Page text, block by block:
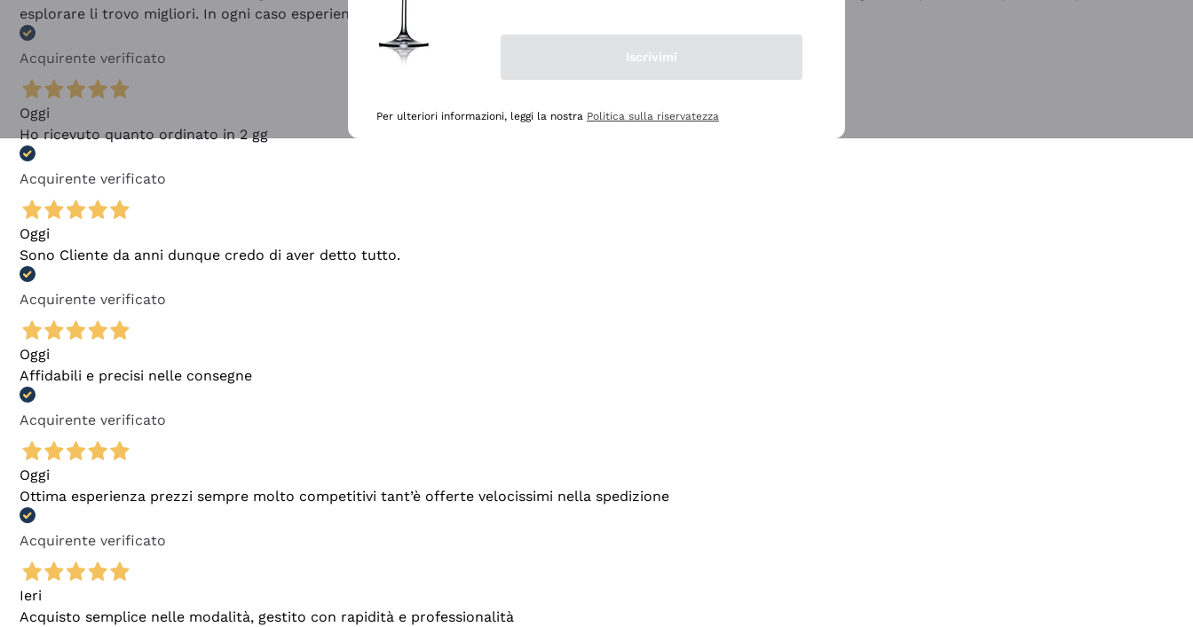
esplorare li trovo migliori. In ogni caso esperienza buona e lo consiglio! 👍
Acquirente verificato
Oggi
Ho ricevuto quanto ordinato in 2 gg
Acquirente verificato
Oggi
Sono Cliente da anni dunque credo di aver detto tutto.
Acquirente verificato
Oggi
Affidabili e precisi nelle consegne
Acquirente verificato
Oggi
Ottima esperienza prezzi sempre molto competitivi tant’è offerte velocissimi nella spedizione
Acquirente verificato
Ieri
Acquisto semplice nelle modalità, gestito con rapidità e professionalità
Iscrivimi
Per ulteriori informazioni, leggi la nostra Politica sulla riservatezza